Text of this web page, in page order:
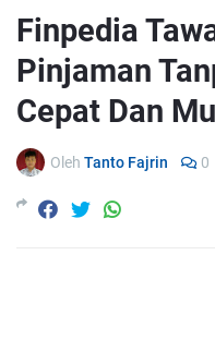
Finpedia
Pinjaman
Cepat Dan
Oleh Tanto Fajrin 0